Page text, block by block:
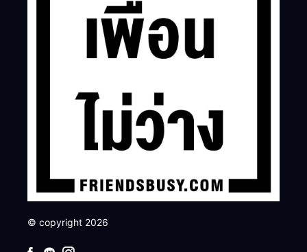
© copyright 2026